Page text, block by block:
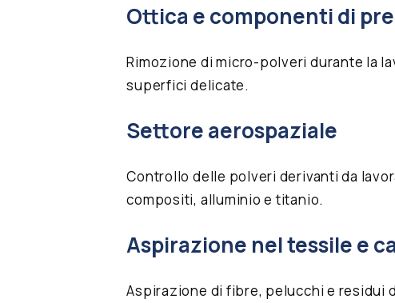
Ottica e componenti di
Rimozione di micro-polveri durante la
superfici delicate.
Settore aerospaziale
Controllo delle polveri derivanti da
compositi, alluminio e titanio.
Aspirazione nel tessile e
Aspirazione di fibre, pelucchi e residui